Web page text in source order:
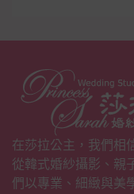
在莎拉公主，我們相
從韓式婚紗攝影、親
們以專業、細緻與美